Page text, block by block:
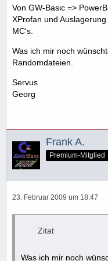
Von GW-Basic =>
XProfan und
MC's.
Was ich mir noch
Randomdateien.
Servus
Georg
Frank A.
Premium-Mitglied
23. Februar 2009 um 18:47
Zitat
Was ich mir noch